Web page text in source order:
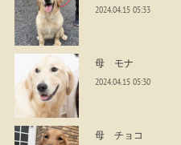
2024.04.15 05:33
母 モナ
2024.04.15 05:30
母 チョコ